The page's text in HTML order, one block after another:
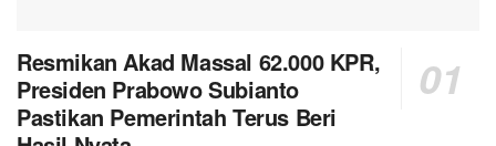
Resmikan Akad Massal 62.000 KPR,
Presiden Prabowo Subianto
Pastikan Pemerintah Terus Beri